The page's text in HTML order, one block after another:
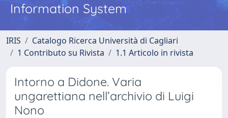
Information System
IRIS
Catalogo Ricerca Università di Cagliari
1 Contributo su Rivista
1.1 Articolo in rivista
Intorno a Didone. Varia
ungarettiana nell’archivio di Luigi
Nono